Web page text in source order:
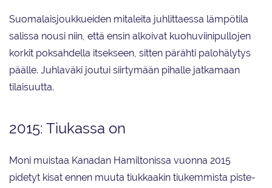
Suomalaisjoukkueiden mitaleita juhlittaessa lämpötila
salissa nousi niin, että ensin alkoivat kuohuviinipullojen
korkit poksahdella itsekseen, sitten pärähti palohälytys
päälle. Juhlaväki joutui siirtymään pihalle jatkamaan
tilaisuutta.
2015: Tiukassa on
Moni muistaa Kanadan Hamiltonissa vuonna 2015
pidetyt kisat ennen muuta tiukkaakin tiukemmista piste-